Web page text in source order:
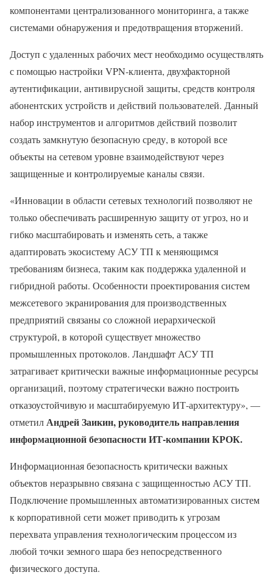
компонентами централизованного мониторинга, а также
системами обнаружения и предотвращения вторжений.
Доступ с удаленных рабочих мест необходимо осуществлять
с помощью настройки VPN-клиента, двухфакторной
аутентификации, антивирусной защиты, средств контроля
абонентских устройств и действий пользователей. Данный
набор инструментов и алгоритмов действий позволит
создать замкнутую безопасную среду, в которой все
объекты на сетевом уровне взаимодействуют через
защищенные и контролируемые каналы связи.
«Инновации в области сетевых технологий позволяют не
только обеспечивать расширенную защиту от угроз, но и
гибко масштабировать и изменять сеть, а также
адаптировать экосистему АСУ ТП к меняющимся
требованиям бизнеса, таким как поддержка удаленной и
гибридной работы. Особенности проектирования систем
межсетевого экранирования для производственных
предприятий связаны со сложной иерархической
структурой, в которой существует множество
промышленных протоколов. Ландшафт АСУ ТП
затрагивает критически важные информационные ресурсы
организаций, поэтому стратегически важно построить
отказоустойчивую и масштабируемую ИТ-архитектуру», —
отметилАндрей Заикин, руководитель направления
информационной безопасности ИТ-компании КРОК.
Информационная безопасность критически важных
объектов неразрывно связана с защищенностью АСУ ТП.
Подключение промышленных автоматизированных систем
к корпоративной сети может приводить к угрозам
перехвата управления технологическим процессом из
любой точки земного шара без непосредственного
физического доступа.